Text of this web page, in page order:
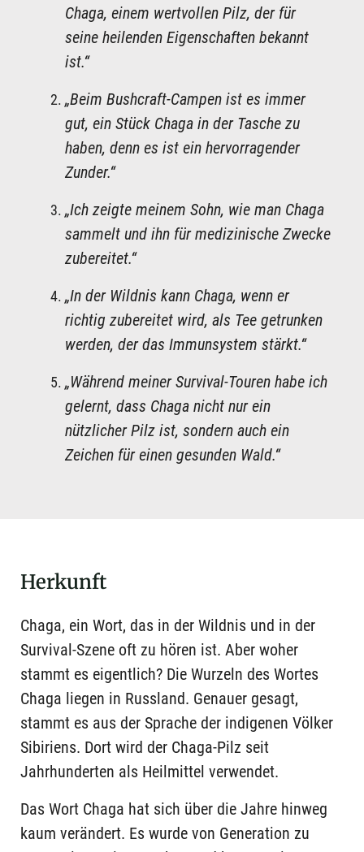
Chaga, einem wertvollen Pilz, der für
seine heilenden Eigenschaften bekannt
ist.“
„Beim Bushcraft-Campen ist es immer
gut, ein Stück Chaga in der Tasche zu
haben, denn es ist ein hervorragender
Zunder.“
„Ich zeigte meinem Sohn, wie man Chaga
sammelt und ihn für medizinische Zwecke
zubereitet.“
„In der Wildnis kann Chaga, wenn er
richtig zubereitet wird, als Tee getrunken
werden, der das Immunsystem stärkt.“
„Während meiner Survival-Touren habe ich
gelernt, dass Chaga nicht nur ein
nützlicher Pilz ist, sondern auch ein
Zeichen für einen gesunden Wald.“
Herkunft
Chaga, ein Wort, das in der Wildnis und in der
Survival-Szene oft zu hören ist. Aber woher
stammt es eigentlich? Die Wurzeln des Wortes
Chaga liegen in Russland. Genauer gesagt,
stammt es aus der Sprache der indigenen Völker
Sibiriens. Dort wird der Chaga-Pilz seit
Jahrhunderten als Heilmittel verwendet.
Das Wort Chaga hat sich über die Jahre hinweg
kaum verändert. Es wurde von Generation zu